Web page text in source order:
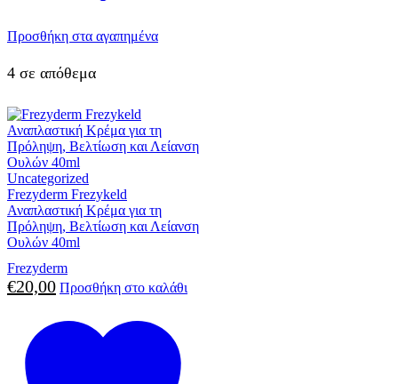
Προσθήκη στα αγαπημένα
4 σε απόθεμα
Uncategorized
Frezyderm Frezykeld
Αναπλαστική Κρέμα για τη
Πρόληψη, Βελτίωση και Λείανση
Ουλών 40ml
Frezyderm
€20,00 Προσθήκη στο καλάθι